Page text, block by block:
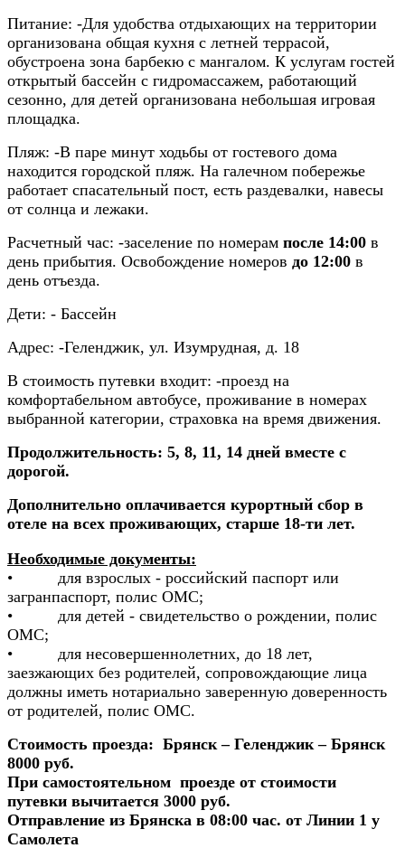
Питание: -Для удобства отдыхающих на территории
организована общая кухня с летней террасой,
обустроена зона барбекю с мангалом. К услугам гостей
открытый бассейн с гидромассажем, работающий
сезонно, для детей организована небольшая игровая
площадка.
Пляж: -В паре минут ходьбы от гостевого дома
находится городской пляж. На галечном побережье
работает спасательный пост, есть раздевалки, навесы
от солнца и лежаки.
Расчетный час: -заселение по номерам после 14:00 в
день прибытия. Освобождение номеров до 12:00 в
день отъезда.
Дети: - Бассейн
Адрес: -Геленджик, ул. Изумрудная, д. 18
В стоимость путевки входит: -проезд на
комфортабельном автобусе, проживание в номерах
выбранной категории, страховка на время движения.
Продолжительность: 5, 8, 11, 14 дней вместе с
дорогой.
Дополнительно оплачивается курортный сбор в
отеле на всех проживающих, старше 18-ти лет.
Необходимые документы:
• для взрослых - российский паспорт или
загранпаспорт, полис ОМС;
• для детей - свидетельство о рождении, полис
ОМС;
• для несовершеннолетних, до 18 лет,
заезжающих без родителей, сопровождающие лица
должны иметь нотариально заверенную доверенность
от родителей, полис ОМС.
Стоимость проезда: Брянск – Геленджик – Брянск
8000 руб.
При самостоятельном проезде от стоимости
путевки вычитается 3000 руб.
Отправление из Брянска в 08:00 час. от Линии 1 у
Самолета